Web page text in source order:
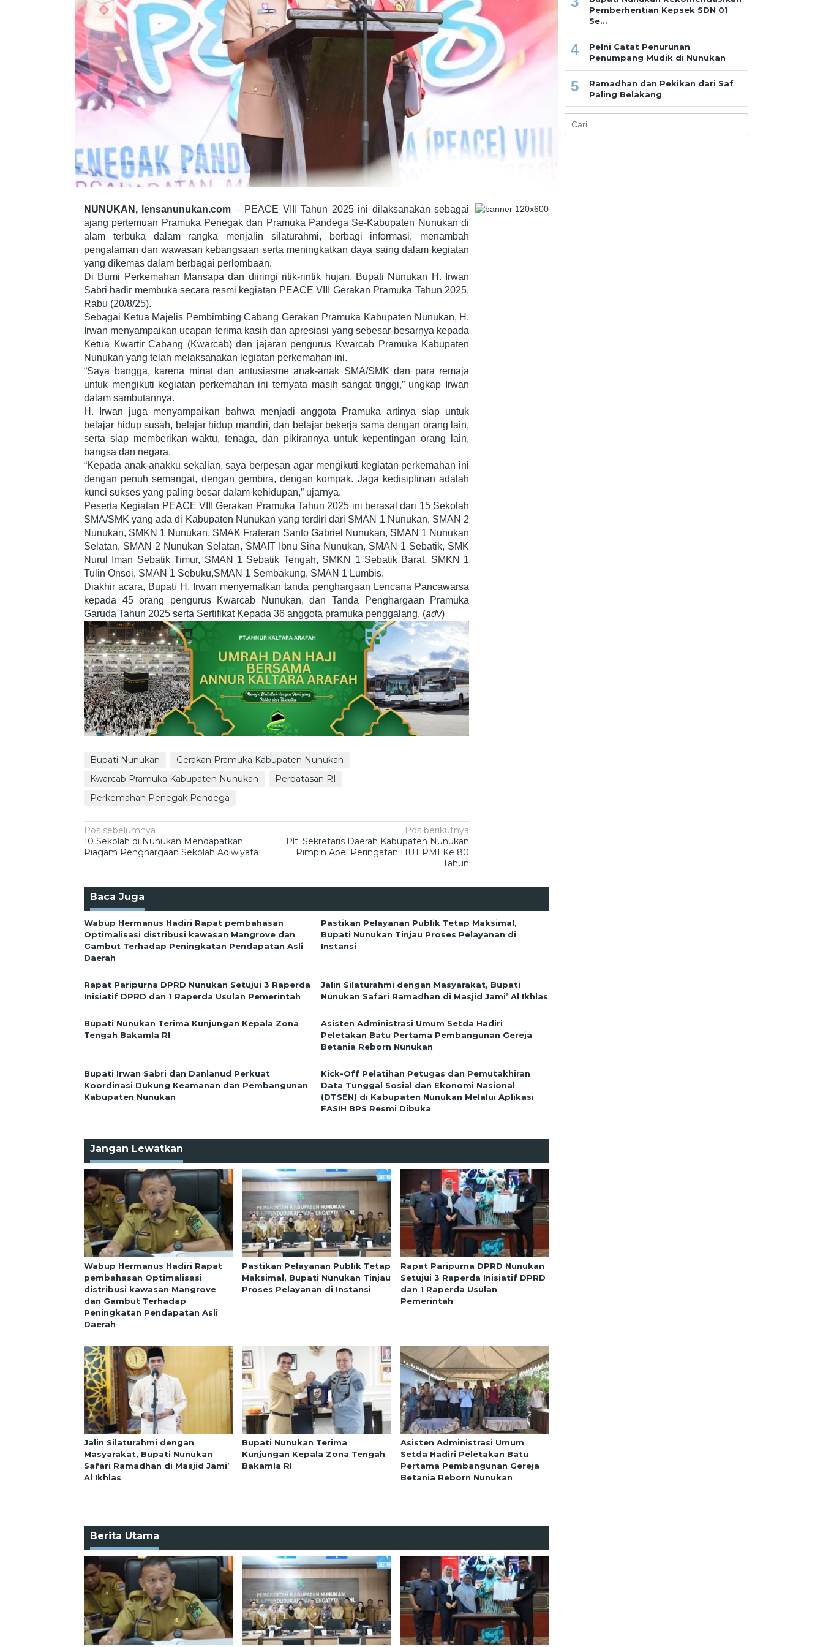
NUNUKAN, lensanunukan.com – PEACE VIII Tahun 2025 ini dilaksanakan sebagai
ajang pertemuan Pramuka Penegak dan Pramuka Pandega Se-Kabupaten Nunukan di
alam terbuka dalam rangka menjalin silaturahmi, berbagi informasi, menambah
pengalaman dan wawasan kebangsaan serta meningkatkan daya saing dalam kegiatan
yang dikemas dalam berbagai perlombaan.
Di Bumi Perkemahan Mansapa dan diiringi ritik-rintik hujan, Bupati Nunukan H. Irwan
Sabri hadir membuka secara resmi kegiatan PEACE VIII Gerakan Pramuka Tahun 2025.
Rabu (20/8/25).
Sebagai Ketua Majelis Pembimbing Cabang Gerakan Pramuka Kabupaten Nunukan, H.
Irwan menyampaikan ucapan terima kasih dan apresiasi yang sebesar-besarnya kepada
Ketua Kwartir Cabang (Kwarcab) dan jajaran pengurus Kwarcab Pramuka Kabupaten
Nunukan yang telah melaksanakan legiatan perkemahan ini.
“Saya bangga, karena minat dan antusiasme anak-anak SMA/SMK dan para remaja
untuk mengikuti kegiatan perkemahan ini ternyata masih sangat tinggi,” ungkap Irwan
dalam sambutannya.
H. Irwan juga menyampaikan bahwa menjadi anggota Pramuka artinya siap untuk
belajar hidup susah, belajar hidup mandiri, dan belajar bekerja sama dengan orang lain,
serta siap memberikan waktu, tenaga, dan pikirannya untuk kepentingan orang lain,
bangsa dan negara.
“Kepada anak-anakku sekalian, saya berpesan agar mengikuti kegiatan perkemahan ini
dengan penuh semangat, dengan gembira, dengan kompak. Jaga kedisiplinan adalah
kunci sukses yang paling besar dalam kehidupan,” ujarnya.
Peserta Kegiatan PEACE VIII Gerakan Pramuka Tahun 2025 ini berasal dari 15 Sekolah
SMA/SMK yang ada di Kabupaten Nunukan yang terdiri dari SMAN 1 Nunukan, SMAN 2
Nunukan, SMKN 1 Nunukan, SMAK Frateran Santo Gabriel Nunukan, SMAN 1 Nunukan
Selatan, SMAN 2 Nunukan Selatan, SMAIT Ibnu Sina Nunukan, SMAN 1 Sebatik, SMK
Nurul Iman Sebatik Timur, SMAN 1 Sebatik Tengah, SMKN 1 Sebatik Barat, SMKN 1
Tulin Onsoi, SMAN 1 Sebuku,SMAN 1 Sembakung, SMAN 1 Lumbis.
Diakhir acara, Bupati H. Irwan menyematkan tanda penghargaan Lencana Pancawarsa
kepada 45 orang pengurus Kwarcab Nunukan, dan Tanda Penghargaan Pramuka
Garuda Tahun 2025 serta Sertifikat Kepada 36 anggota pramuka penggalang. (adv)
Bupati Nunukan
Gerakan Pramuka Kabupaten Nunukan
Kwarcab Pramuka Kabupaten Nunukan
Perbatasan RI
Perkemahan Penegak Pendega
Navigasi
pos
Pos sebelumnya
10 Sekolah di Nunukan Mendapatkan
Piagam Penghargaan Sekolah Adiwiyata
Pos berikutnya
Plt. Sekretaris Daerah Kabupaten Nunukan
Pimpin Apel Peringatan HUT PMI Ke 80
Tahun
Baca Juga
Wabup Hermanus Hadiri Rapat pembahasan
Optimalisasi distribusi kawasan Mangrove dan
Gambut Terhadap Peningkatan Pendapatan Asli
Daerah
Pastikan Pelayanan Publik Tetap Maksimal,
Bupati Nunukan Tinjau Proses Pelayanan di
Instansi
Rapat Paripurna DPRD Nunukan Setujui 3 Raperda
Inisiatif DPRD dan 1 Raperda Usulan Pemerintah
Jalin Silaturahmi dengan Masyarakat, Bupati
Nunukan Safari Ramadhan di Masjid Jami’ Al Ikhlas
Bupati Nunukan Terima Kunjungan Kepala Zona
Tengah Bakamla RI
Asisten Administrasi Umum Setda Hadiri
Peletakan Batu Pertama Pembangunan Gereja
Betania Reborn Nunukan
Bupati Irwan Sabri dan Danlanud Perkuat
Koordinasi Dukung Keamanan dan Pembangunan
Kabupaten Nunukan
Kick-Off Pelatihan Petugas dan Pemutakhiran
Data Tunggal Sosial dan Ekonomi Nasional
(DTSEN) di Kabupaten Nunukan Melalui Aplikasi
FASIH BPS Resmi Dibuka
Jangan Lewatkan
Wabup Hermanus Hadiri Rapat
pembahasan Optimalisasi
distribusi kawasan Mangrove
dan Gambut Terhadap
Peningkatan Pendapatan Asli
Daerah
Pastikan Pelayanan Publik Tetap
Maksimal, Bupati Nunukan Tinjau
Proses Pelayanan di Instansi
Rapat Paripurna DPRD Nunukan
Setujui 3 Raperda Inisiatif DPRD
dan 1 Raperda Usulan
Pemerintah
Jalin Silaturahmi dengan
Masyarakat, Bupati Nunukan
Safari Ramadhan di Masjid Jami’
Al Ikhlas
Bupati Nunukan Terima
Kunjungan Kepala Zona Tengah
Bakamla RI
Asisten Administrasi Umum
Setda Hadiri Peletakan Batu
Pertama Pembangunan Gereja
Betania Reborn Nunukan
Berita Utama
Pemberhentian Kepsek SDN 01
Se…
4
Pelni Catat Penurunan
Penumpang Mudik di Nunukan
5
Ramadhan dan Pekikan dari Saf
Paling Belakang
untuk: